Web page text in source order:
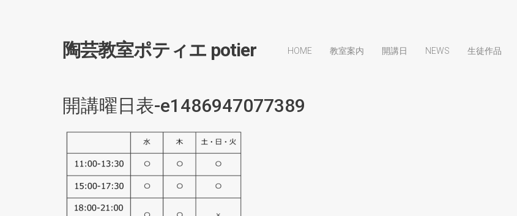
陶芸教室ポティエ potier HOME 教室案内 開講日 NEWS 生徒作品
開講曜日表-e1486947077389